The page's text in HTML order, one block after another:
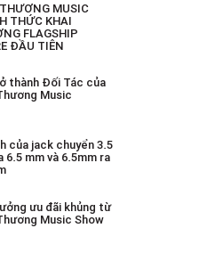
MUSIC
THỨC KHAI
FLAGSHIP
ĐẦU TIÊN
thành Đối Tác của
Music
của jack chuyển 3.5
6.5 mm và 6.5mm ra
ưu đãi khủng từ
Music Show